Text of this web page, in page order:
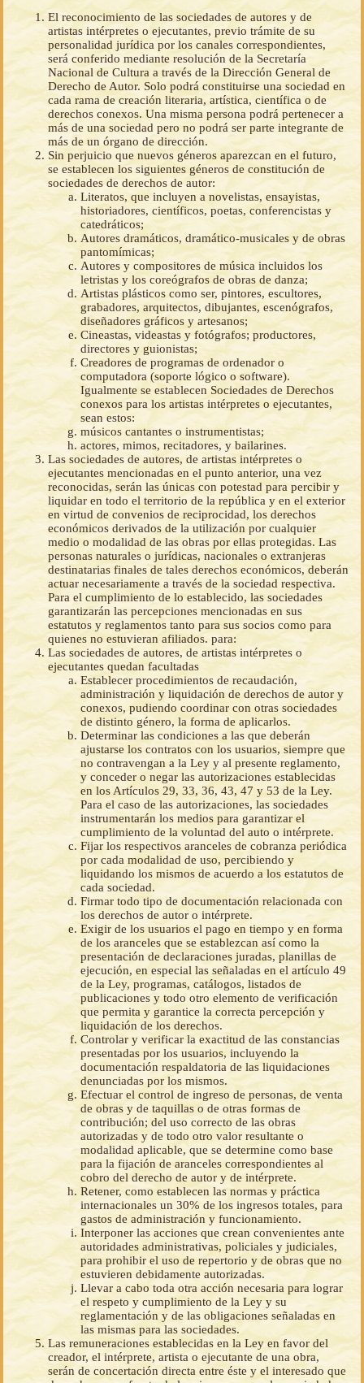
El reconocimiento de las sociedades de autores y de
artistas intérpretes o ejecutantes, previo trámite de su
personalidad jurídica por los canales correspondientes,
será conferido mediante resolución de la Secretaría
Nacional de Cultura a través de la Dirección General de
Derecho de Autor. Solo podrá constituirse una sociedad en
cada rama de creación literaria, artística, científica o de
derechos conexos. Una misma persona podrá pertenecer a
más de una sociedad pero no podrá ser parte integrante de
más de un órgano de dirección.
Sin perjuicio que nuevos géneros aparezcan en el futuro,
se establecen los siguientes géneros de constitución de
sociedades de derechos de autor:
Literatos, que incluyen a novelistas, ensayistas,
historiadores, científicos, poetas, conferencistas y
catedráticos;
Autores dramáticos, dramático-musicales y de obras
pantomímicas;
Autores y compositores de música incluidos los
letristas y los coreógrafos de obras de danza;
Artistas plásticos como ser, pintores, escultores,
grabadores, arquitectos, dibujantes, escenógrafos,
diseñadores gráficos y artesanos;
Cineastas, videastas y fotógrafos; productores,
directores y guionistas;
Creadores de programas de ordenador o
computadora (soporte lógico o software).
Igualmente se establecen Sociedades de Derechos
conexos para los artistas intérpretes o ejecutantes,
sean estos:
músicos cantantes o instrumentistas;
actores, mimos, recitadores, y bailarines.
Las sociedades de autores, de artistas intérpretes o
ejecutantes mencionadas en el punto anterior, una vez
reconocidas, serán las únicas con potestad para percibir y
liquidar en todo el territorio de la república y en el exterior
en virtud de convenios de reciprocidad, los derechos
económicos derivados de la utilización por cualquier
medio o modalidad de las obras por ellas protegidas. Las
personas naturales o jurídicas, nacionales o extranjeras
destinatarias finales de tales derechos económicos, deberán
actuar necesariamente a través de la sociedad respectiva.
Para el cumplimiento de lo establecido, las sociedades
garantizarán las percepciones mencionadas en sus
estatutos y reglamentos tanto para sus socios como para
quienes no estuvieran afiliados. para:
Las sociedades de autores, de artistas intérpretes o
ejecutantes quedan facultadas
Establecer procedimientos de recaudación,
administración y liquidación de derechos de autor y
conexos, pudiendo coordinar con otras sociedades
de distinto género, la forma de aplicarlos.
Determinar las condiciones a las que deberán
ajustarse los contratos con los usuarios, siempre que
no contravengan a la Ley y al presente reglamento,
y conceder o negar las autorizaciones establecidas
en los Artículos 29, 33, 36, 43, 47 y 53 de la Ley.
Para el caso de las autorizaciones, las sociedades
instrumentarán los medios para garantizar el
cumplimiento de la voluntad del auto o intérprete.
Fijar los respectivos aranceles de cobranza periódica
por cada modalidad de uso, percibiendo y
liquidando los mismos de acuerdo a los estatutos de
cada sociedad.
Firmar todo tipo de documentación relacionada con
los derechos de autor o intérprete.
Exigir de los usuarios el pago en tiempo y en forma
de los aranceles que se establezcan así como la
presentación de declaraciones juradas, planillas de
ejecución, en especial las señaladas en el artículo 49
de la Ley, programas, catálogos, listados de
publicaciones y todo otro elemento de verificación
que permita y garantice la correcta percepción y
liquidación de los derechos.
Controlar y verificar la exactitud de las constancias
presentadas por los usuarios, incluyendo la
documentación respaldatoria de las liquidaciones
denunciadas por los mismos.
Efectuar el control de ingreso de personas, de venta
de obras y de taquillas o de otras formas de
contribución; del uso correcto de las obras
autorizadas y de todo otro valor resultante o
modalidad aplicable, que se determine como base
para la fijación de aranceles correspondientes al
cobro del derecho de autor y de intérprete.
Retener, como establecen las normas y práctica
internacionales un 30% de los ingresos totales, para
gastos de administración y funcionamiento.
Interponer las acciones que crean convenientes ante
autoridades administrativas, policiales y judiciales,
para prohibir el uso de repertorio y de obras que no
estuvieren debidamente autorizadas.
Llevar a cabo toda otra acción necesaria para lograr
el respeto y cumplimiento de la Ley y su
reglamentación y de las obligaciones señaladas en
las mismas para las sociedades.
Las remuneraciones establecidas en la Ley en favor del
creador, el intérprete, artista o ejecutante de una obra,
serán de concertación directa entre éste y el interesado que